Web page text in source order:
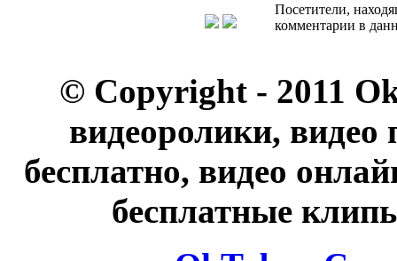
Посетители,
комментарии в
© Copyright - 2011
видеоролики, видео
бесплатно, видео
бесплатные